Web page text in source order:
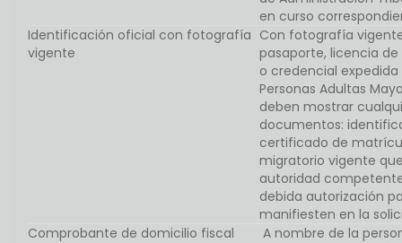
en curso
Identificación oficial con fotografía
vigente
Con fotografía
pasaporte, licencia
o credencial
Personas Adultas
deben mostrar
documentos:
certificado de
migratorio vigente
autoridad
debida autorización
manifiesten en la
Comprobante de domicilio fiscal
A nombre de la